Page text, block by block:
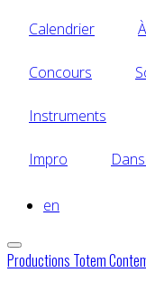
principal
Calendrier
Concours
Instruments
Impro
en
Productions Totem